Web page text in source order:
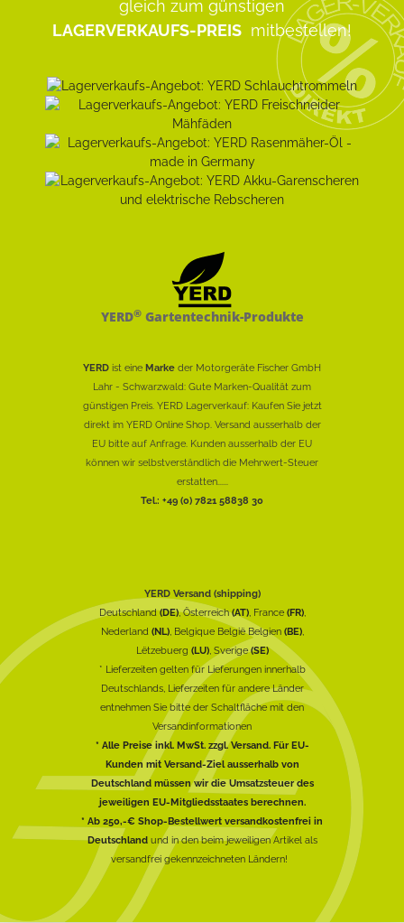
gleich zum günstigen
LAGERVERKAUFS-PREIS mitbestellen!
YERD®Gartentechnik-Produkte
YERD ist eine Marke der Motorgeräte Fischer GmbH
Lahr - Schwarzwald: Gute Marken-Qualität zum
günstigen Preis. YERD Lagerverkauf: Kaufen Sie jetzt
direkt im YERD Online Shop. Versand ausserhalb der
EU bitte auf Anfrage. Kunden ausserhalb der EU
können wir selbstverständlich die Mehrwert-Steuer
erstatten......
Tel.: +49 (0) 7821 58838 30
YERD Versand (shipping)
Deutschland(DE), Österreich(AT), France (FR),
Nederland (NL), Belgique België Belgien (BE),
Lëtzebuerg (LU), Sverige(SE)
* Lieferzeiten gelten für Lieferungen innerhalb
Deutschlands, Lieferzeiten für andere Länder
entnehmen Sie bitte der Schaltfläche mit den
Versandinformationen
* Alle Preise inkl. MwSt. zzgl. Versand. Für EU-
Kunden mit Versand-Ziel ausserhalb von
Deutschland müssen wir die Umsatzsteuer des
jeweiligen EU-Mitgliedsstaates berechnen.
* Ab 250,-€ Shop-Bestellwert versandkostenfrei in
Deutschlandund in den beim jeweiligen Artikel als
versandfrei gekennzeichneten Ländern!